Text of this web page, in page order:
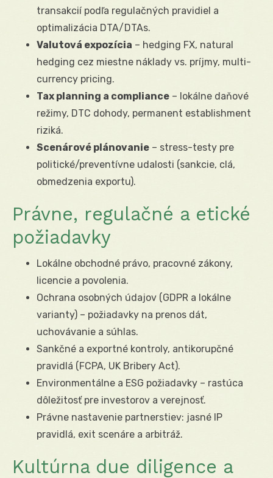
transakcií podľa regulačných pravidiel a
optimalizácia DTA/DTAs.
Valutová expozícia – hedging FX, natural
hedging cez miestne náklady vs. príjmy, multi-
currency pricing.
Tax planning a compliance – lokálne daňové
režimy, DTC dohody, permanent establishment
riziká.
Scenárové plánovanie – stress-testy pre
politické/preventívne udalosti (sankcie, clá,
obmedzenia exportu).
Právne, regulačné a etické
požiadavky
Lokálne obchodné právo, pracovné zákony,
licencie a povolenia.
Ochrana osobných údajov (GDPR a lokálne
varianty) – požiadavky na prenos dát,
uchovávanie a súhlas.
Sankčné a exportné kontroly, antikorupčné
pravidlá (FCPA, UK Bribery Act).
Environmentálne a ESG požiadavky – rastúca
dôležitosť pre investorov a verejnosť.
Právne nastavenie partnerstiev: jasné IP
pravidlá, exit scenáre a arbitráž.
Kultúrna due diligence a